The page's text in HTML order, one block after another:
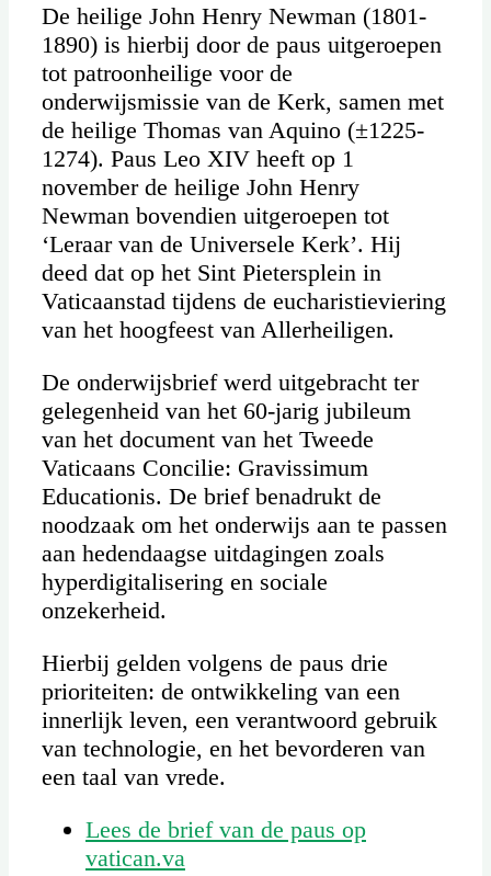
De heilige John Henry Newman (1801-
1890) is hierbij door de paus uitgeroepen
tot patroonheilige voor de
onderwijsmissie van de Kerk, samen met
de heilige Thomas van Aquino (±1225-
1274). Paus Leo XIV heeft op 1
november de heilige John Henry
Newman bovendien uitgeroepen tot
‘Leraar van de Universele Kerk’. Hij
deed dat op het Sint Pietersplein in
Vaticaanstad tijdens de eucharistieviering
van het hoogfeest van Allerheiligen.
De onderwijsbrief werd uitgebracht ter
gelegenheid van het 60-jarig jubileum
van het document van het Tweede
Vaticaans Concilie: Gravissimum
Educationis. De brief benadrukt de
noodzaak om het onderwijs aan te passen
aan hedendaagse uitdagingen zoals
hyperdigitalisering en sociale
onzekerheid.
Hierbij gelden volgens de paus drie
prioriteiten: de ontwikkeling van een
innerlijk leven, een verantwoord gebruik
van technologie, en het bevorderen van
een taal van vrede.
Lees de brief van de paus op
vatican.va